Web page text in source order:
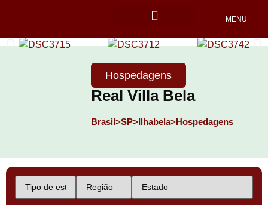
MENU
Hospedagens
Real Villa Bela
Brasil>SP>Ilhabela>Hospedagens